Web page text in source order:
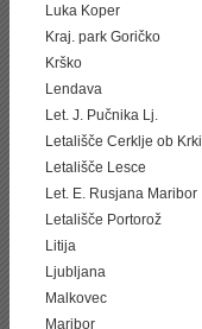
Luka Koper
Kraj. park Goričko
Krško
Lendava
Let. J. Pučnika Lj.
Letališče Cerklje ob Krki
Letališče Lesce
Let. E. Rusjana Maribor
Letališče Portorož
Litija
Ljubljana
Malkovec
Maribor